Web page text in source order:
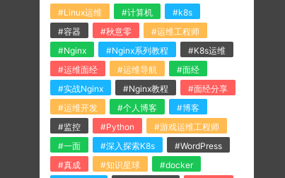
#Linux运维
#计算机
#k8s
#容器
#秋意零
#运维工程师
#Nginx
#Nginx系列教程
#K8s运维
#运维面经
#运维导航
#面经
#实战Nginx
#Nginx教程
#面经分享
#运维开发
#个人博客
#博客
#监控
#Python
#游戏运维工程师
#一面
#深入探索K8s
#WordPress
#真成
#知识星球
#docker